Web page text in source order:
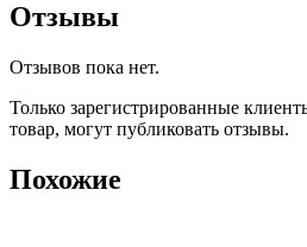
Отзывы
Отзывов пока нет.
Только зарегистрированные
товар, могут публиковать отзывы.
Похожие